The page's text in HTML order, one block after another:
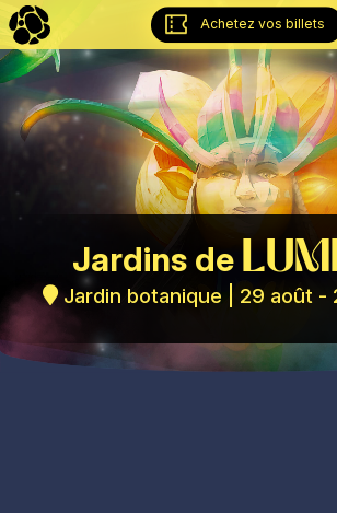
Achetez vos billets
Jardins de
Jardin botanique | 29 août -